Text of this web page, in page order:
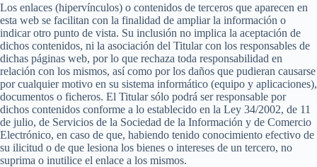
Los enlaces (hipervínculos) o contenidos de terceros que aparecen en
esta web se facilitan con la finalidad de ampliar la información o
indicar otro punto de vista. Su inclusión no implica la aceptación de
dichos contenidos, ni la asociación del Titular con los responsables de
dichas páginas web, por lo que rechaza toda responsabilidad en
relación con los mismos, así como por los daños que pudieran causarse
por cualquier motivo en su sistema informático (equipo y aplicaciones),
documentos o ficheros. El Titular sólo podrá ser responsable por
dichos contenidos conforme a lo establecido en la Ley 34/2002, de 11
de julio, de Servicios de la Sociedad de la Información y de Comercio
Electrónico, en caso de que, habiendo tenido conocimiento efectivo de
su ilicitud o de que lesiona los bienes o intereses de un tercero, no
suprima o inutilice el enlace a los mismos.